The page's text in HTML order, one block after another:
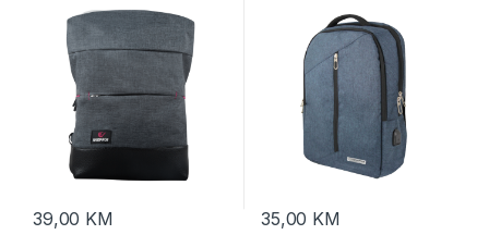
Backpack, 34759
39,00 KM 35,00 KM